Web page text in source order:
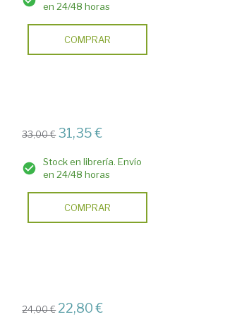
en 24/48 horas
COMPRAR
33,00 € 31,35 €
Stock en librería. Envío
en 24/48 horas
COMPRAR
24,00 € 22,80 €